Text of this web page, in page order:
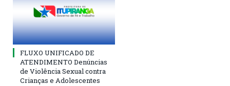
FLUXO UNIFICADO DE
ATENDIMENTO Denúncias
de Violência Sexual contra
Crianças e Adolescentes